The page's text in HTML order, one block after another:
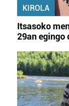
KIROLA
Itsasoko
29an egingo